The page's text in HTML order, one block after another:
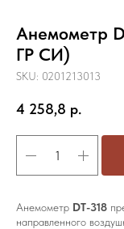
Анемометр
ГР СИ)
SKU: 0201213013
4 258,8 р.
Анемометр DT-318
направленного